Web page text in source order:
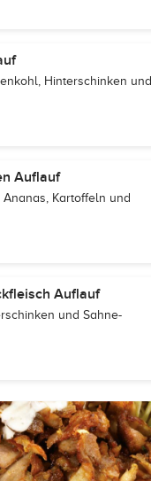
Hinterschinken und
Auflauf
Kartoffeln und
Auflauf
und Sahne-